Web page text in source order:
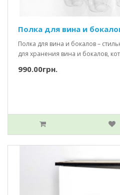
Полка для вина и
Полка для вина и бокалов –
для хранения вина и бокалов,
990.00грн.